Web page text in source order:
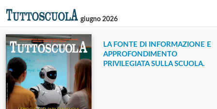
giugno 2026
LA FONTE DI INFORMAZIONE E
APPROFONDIMENTO
PRIVILEGIATA SULLA SCUOLA.